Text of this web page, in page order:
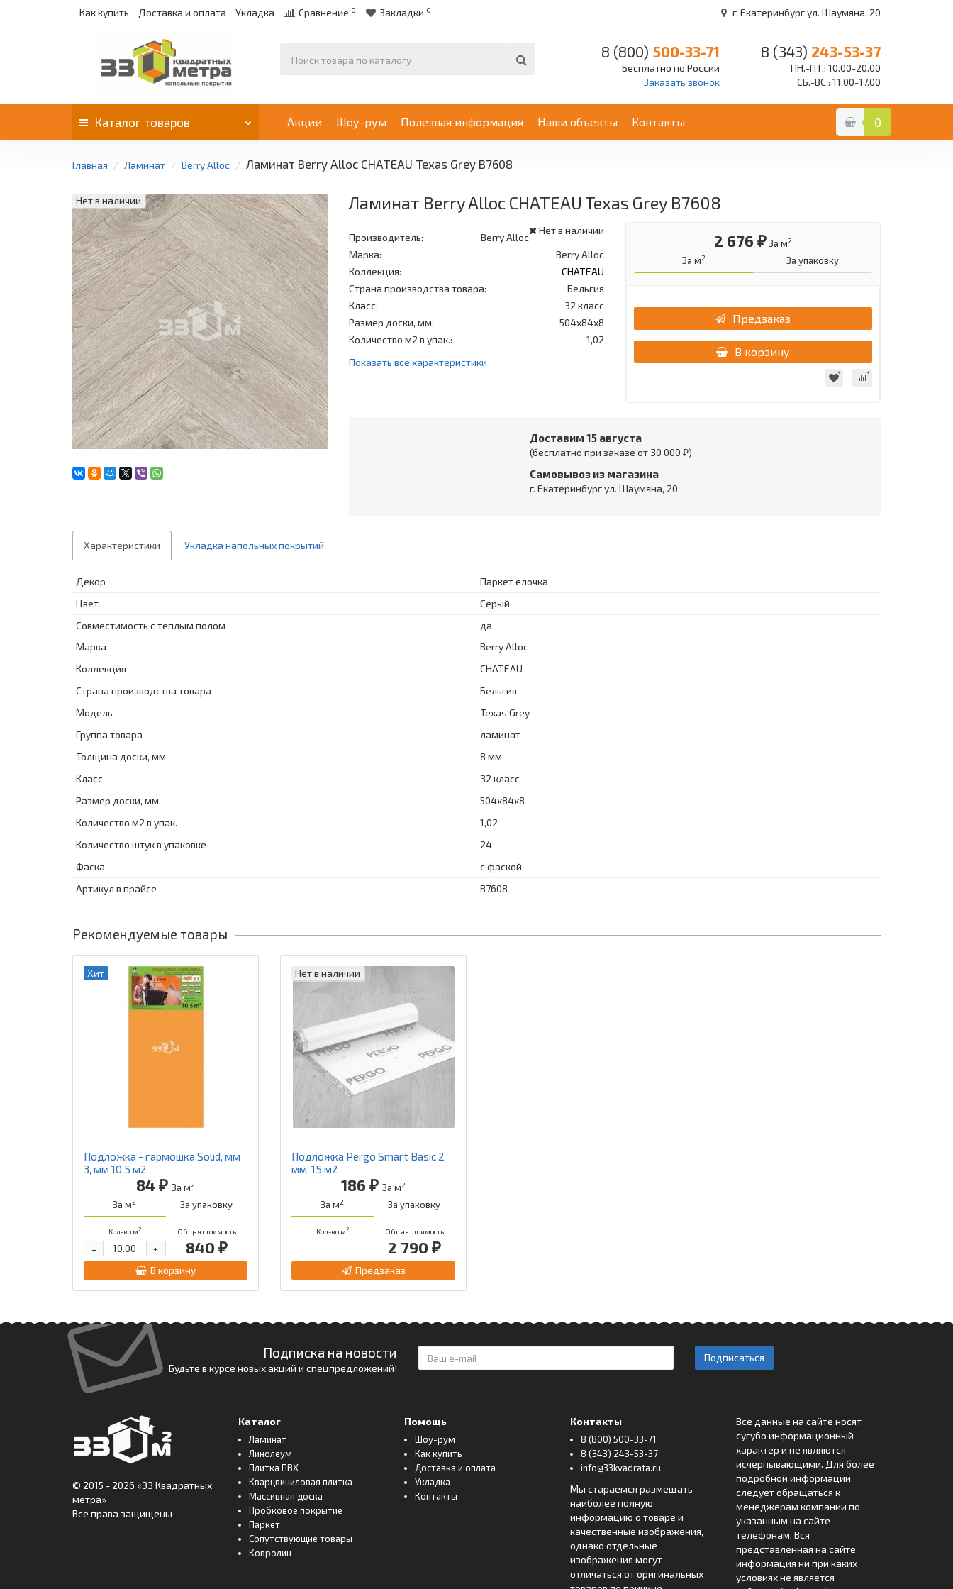
Как купить Доставка и оплата Укладка Сравнение 0 Закладки 0 г. Екатеринбург ул. Шаумяна, 20
8 (800) 500-33-71
Бесплатно по России
Заказать звонок
8 (343) 243-53-37
ПН.-ПТ.: 10.00-20.00
СБ.-ВС.: 11.00-17.00
Каталог товаров Акции Шоу-рум Полезная информация Наши объекты Контакты 0
Главная Ламинат Berry Alloc Ламинат Berry Alloc CHATEAU Texas Grey B7608
Нет в наличии Ламинат Berry Alloc CHATEAU Texas Grey B7608
Нет в наличии
Производитель:
Berry Alloc
Марка:
Berry Alloc
Коллекция:
CHATEAU
Страна производства товара:
Бельгия
Класс:
32 класс
Размер доски, мм:
504х84х8
Количество м2 в упак.:
1,02
Показать все характеристики
2 676 ₽За м2
За м2 За упаковку
Предзаказ
В корзину
Доставим 15 августа
(бесплатно при заказе от 30 000 ₽)
Самовывоз из магазина
г. Екатеринбург ул. Шаумяна, 20
Характеристики Укладка напольных покрытий
Декор
Паркет елочка
Цвет
Серый
Совместимость с теплым полом
да
Марка
Berry Alloc
Коллекция
CHATEAU
Страна производства товара
Бельгия
Модель
Texas Grey
Группа товара
ламинат
Толщина доски, мм
8 мм
Класс
32 класс
Размер доски, мм
504х84х8
Количество м2 в упак.
1,02
Количество штук в упаковке
24
Фаска
с фаской
Артикул в прайсе
B7608
Рекомендуемые товары
Хит
Подложка - гармошка Solid, мм
3, мм 10,5 м2
84 ₽ За м2
За м2 За упаковку
Кол-во м2 Общая стоимость
840 ₽
+
-
В корзину
Нет в наличии
Подложка Pergo Smart Basic 2
мм, 15 м2
186 ₽ За м2
За м2 За упаковку
Кол-во м2 Общая стоимость
2 790 ₽
Предзаказ
Подписка на новости
Будьте в курсе новых акций и спецпредложений!
Подписаться
© 2015 - 2026 «33 Квадратных
метра»
Все права защищены
Каталог
Ламинат
Линолеум
Плитка ПВХ
Кварцвиниловая плитка
Массивная доска
Пробковое покрытие
Паркет
Сопутствующие товары
Ковролин
Помощь
Шоу-рум
Как купить
Доставка и оплата
Укладка
Контакты
Контакты
8 (800) 500-33-71
8 (343) 243-53-37
info@33kvadrata.ru
Мы стараемся размещать
наиболее полную
информацию о товаре и
качественные изображения,
однако отдельные
изображения могут
отличаться от оригинальных
Все данные на сайте носят
сугубо информационный
характер и не являются
исчерпывающими. Для более
подробной информации
следует обращаться к
менеджерам компании по
указанным на сайте
телефонам. Вся
представленная на сайте
информация ни при каких
условиях не является